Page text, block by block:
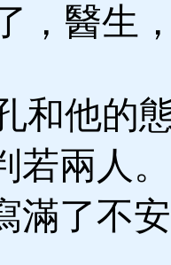
醫生
他的
若兩人
滿了不